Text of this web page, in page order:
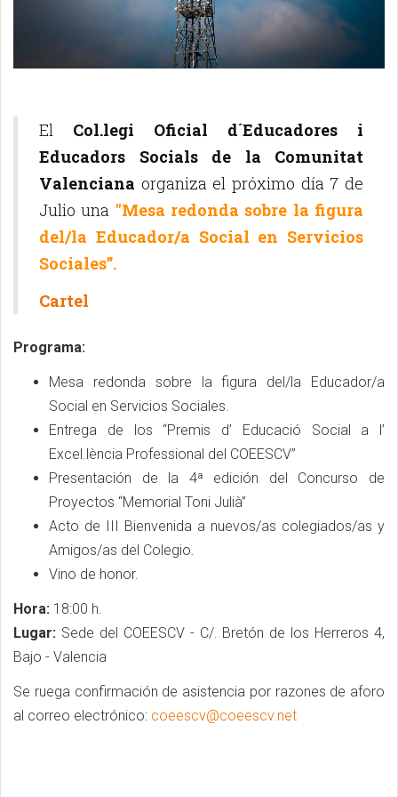
El Col.legi Oficial d´Educadores i
Educadors Socials de la Comunitat
Valenciana organiza el próximo día 7 de
Julio una "Mesa redonda sobre la figura
del/la Educador/a Social en Servicios
Sociales”.
Cartel
Programa:
Mesa redonda sobre la figura del/la Educador/a
Social en Servicios Sociales.
Entrega de los “Premis d’ Educació Social a l’
Excel.lència Professional del COEESCV”
Presentación de la 4ª edición del Concurso de
Proyectos “Memorial Toni Julià”
Acto de III Bienvenida a nuevos/as colegiados/as y
Amigos/as del Colegio.
Vino de honor.
Hora: 18:00 h.
Lugar: Sede del COEESCV - C/. Bretón de los Herreros 4,
Bajo - Valencia
Se ruega confirmación de asistencia por razones de aforo
al correo electrónico: coeescv@coeescv.net